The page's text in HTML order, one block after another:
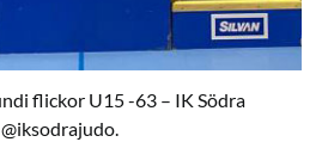
flickor U15 -63 – IK Södra
@iksodrajudo.